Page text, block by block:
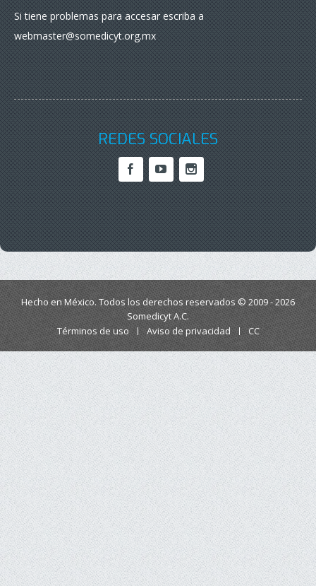
Si tiene problemas para accesar escriba a
webmaster@somedicyt.org.mx
REDES SOCIALES
Hecho en México. Todos los derechos reservados © 2009 - 2026
Somedicyt A.C.
Términos de uso
Aviso de privacidad CC